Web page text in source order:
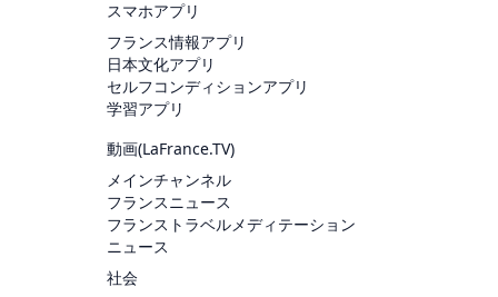
スマホアプリ
フランス情報アプリ
日本文化アプリ
セルフコンディションアプリ
学習アプリ
動画(LaFrance.TV)
メインチャンネル
フランスニュース
フランストラベルメディテーション
ニュース
社会